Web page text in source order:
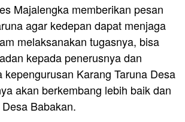
Majalengka memberikan pesan
agar kedepan dapat menjaga
melaksanakan tugasnya, bisa
kepada penerusnya dan
kepengurusan Karang Taruna Desa
akan berkembang lebih baik dan
Babakan.